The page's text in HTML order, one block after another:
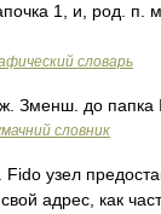
1, и, род. п.
словарь
Зменш. до папка
словник
узел
адрес, как